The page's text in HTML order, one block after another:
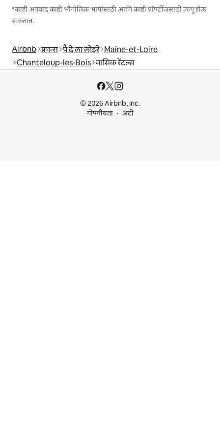
*काही अपवाद काही भौगोलिक भागांसाठी आणि काही प्रॉपर्टीजसाठी लागू होऊ
शकतात.
Airbnb फ्रान्स पै दे ला लोइरे Maine-et-Loire
Chanteloup-les-Bois मासिक रेंटल्स
© 2026 Airbnb, Inc.
गोपनीयता
अटी